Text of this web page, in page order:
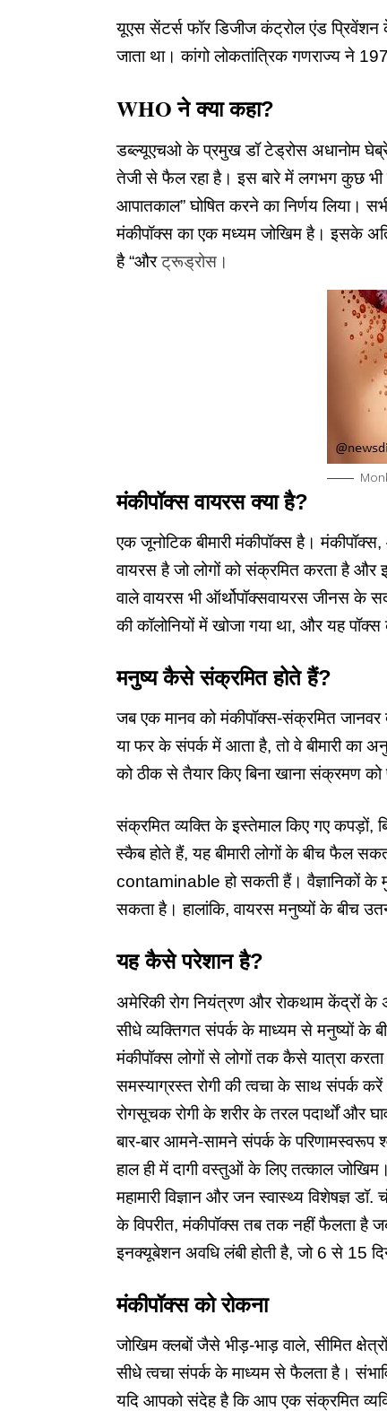
यूएस सेंटर्स फॉर डिजीज कंट्रोल एंड
जाता था। कांगो लोकतांत्रिक गणराज्य ने
WHOने क्या कहा?
डब्ल्यूएचओ के प्रमुख डॉ टेड्रोस अधानोम
तेजी से फैल रहा है। इस बारे में लगभग कुछ भी
आपातकाल” घोषित करने का निर्णय लिया।
मंकीपॉक्स का एक मध्यम जोखिम है। इसके
है “और ट्रूड्रोस।
मंकीपॉक्स वायरस क्या है?
एक जूनोटिक बीमारी मंकीपॉक्स है।
वायरस है जो लोगों को संक्रमित करता है
वाले वायरस भी ऑर्थोपॉक्सवायरस जीनस
की कॉलोनियों में खोजा गया था, और यह पॉक्स
मनुष्य कैसे संक्रमित होते हैं?
जब एक मानव को मंकीपॉक्स-संक्रमित जानवर
या फर के संपर्क में आता है, तो वे बीमारी
को ठीक से तैयार किए बिना खाना संक्रमण
संक्रमित व्यक्ति के इस्तेमाल किए गए कपड़ों,
स्कैब होते हैं, यह बीमारी लोगों के बीच फैल
contaminable हो सकती हैं। वैज्ञानिकों के
सकता है। हालांकि, वायरस मनुष्यों के बीच
यह कैसे परेशान है?
अमेरिकी रोग नियंत्रण और रोकथाम केंद्रों के
सीधे व्यक्तिगत संपर्क के माध्यम से मनुष्यों के
मंकीपॉक्स लोगों से लोगों तक कैसे यात्रा करता
समस्याग्रस्त रोगी की त्वचा के साथ संपर्क
रोगसूचक रोगी के शरीर के तरल पदार्थों और
बार-बार आमने-सामने संपर्क के परिणामस्वरूप
हाल ही में दागी वस्तुओं के लिए तत्काल जोखिम।
महामारी विज्ञान और जन स्वास्थ्य विशेषज्ञ
के विपरीत, मंकीपॉक्स तब तक नहीं फैलता है
इनक्यूबेशन अवधि लंबी होती है, जो 6 से 15
मंकीपॉक्स को रोकना
जोखिम क्लबों जैसे भीड़-भाड़ वाले, सीमित
सीधे त्वचा संपर्क के माध्यम से फैलता है।
यदि आपको संदेह है कि आप एक संक्रमित